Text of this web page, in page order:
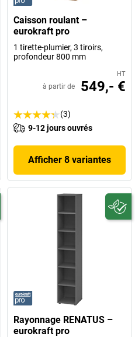
Caisson roulant –
eurokraft pro
1 tirette-plumier, 3 tiroirs,
profondeur 800 mm
HT
à partir de 549,- €
(3)
9-12 jours ouvrés
Afficher 8 variantes
Rayonnage RENATUS –
eurokraft pro